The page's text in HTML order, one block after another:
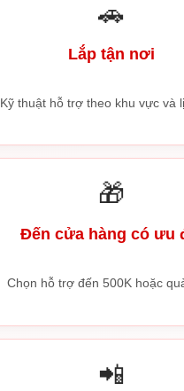
🚗
Lắp tận nơi
Kỹ thuật hỗ trợ theo khu vực và
🎁
Đến cửa hàng có ưu
Chọn hỗ trợ đến 500K hoặc
📲